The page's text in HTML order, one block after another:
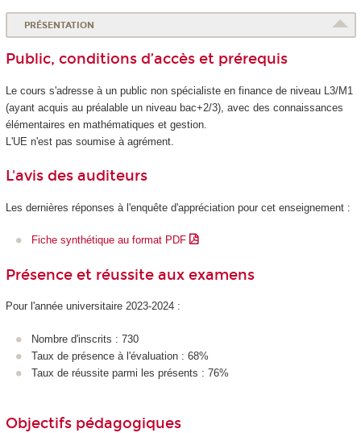
PRÉSENTATION
Public, conditions d’accès et prérequis
Le cours s'adresse à un public non spécialiste en finance de niveau L3/M1
(ayant acquis au préalable un niveau bac+2/3), avec des connaissances
élémentaires en mathématiques et gestion.
L'UE n'est pas soumise à agrément.
L'avis des auditeurs
Les dernières réponses à l'enquête d'appréciation pour cet enseignement :
Fiche synthétique au format PDF
Présence et réussite aux examens
Pour l'année universitaire 2023-2024 :
Nombre d'inscrits : 730
Taux de présence à l'évaluation : 68%
Taux de réussite parmi les présents : 76%
Objectifs pédagogiques